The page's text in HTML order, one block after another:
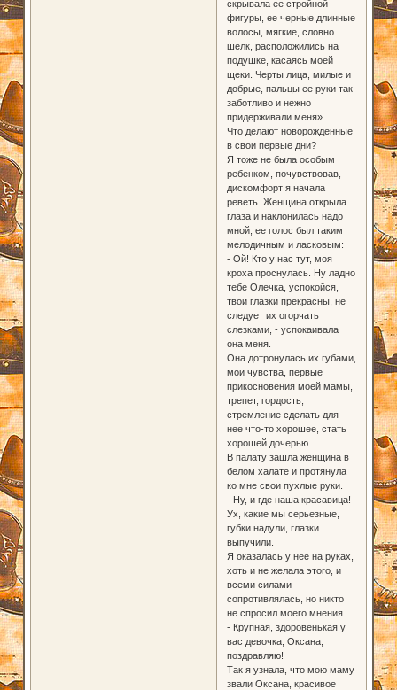
скрывала ее стройной
фигуры, ее черные длинные
волосы, мягкие, словно
шелк, расположились на
подушке, касаясь моей
щеки. Черты лица, милые и
добрые, пальцы ее руки так
заботливо и нежно
придерживали меня».
Что делают новорожденные
в свои первые дни?
Я тоже не была особым
ребенком, почувствовав,
дискомфорт я начала
реветь. Женщина открыла
глаза и наклонилась надо
мной, ее голос был таким
мелодичным и ласковым:
- Ой! Кто у нас тут, моя
кроха проснулась. Ну ладно
тебе Олечка, успокойся,
твои глазки прекрасны, не
следует их огорчать
слезками, - успокаивала
она меня.
Она дотронулась их губами,
мои чувства, первые
прикосновения моей мамы,
трепет, гордость,
стремление сделать для
нее что-то хорошее, стать
хорошей дочерью.
В палату зашла женщина в
белом халате и протянула
ко мне свои пухлые руки.
- Ну, и где наша красавица!
Ух, какие мы серьезные,
губки надули, глазки
выпучили.
Я оказалась у нее на руках,
хоть и не желала этого, и
всеми силами
сопротивлялась, но никто
не спросил моего мнения.
- Крупная, здоровенькая у
вас девочка, Оксана,
поздравляю!
Так я узнала, что мою маму
звали Оксана, красивое